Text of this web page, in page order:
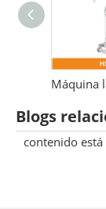
Blogs
contenido está